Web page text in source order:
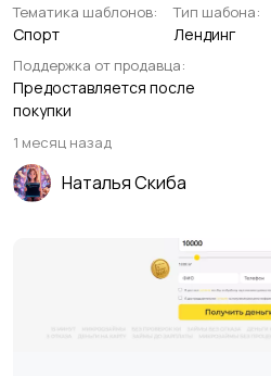
Тематика шаблонов:
Спорт
Тип шабона:
Лендинг
Поддержка от продавца:
Предоставляется после
покупки
1 месяц назад
Наталья Скиба